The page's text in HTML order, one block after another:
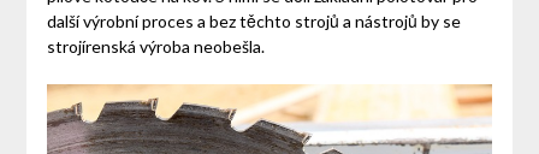
další výrobní proces a bez těchto strojů a nástrojů by se
strojírenská výroba neobešla.